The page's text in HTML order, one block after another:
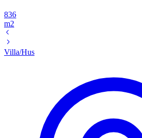
836
m2
Villa/Hus